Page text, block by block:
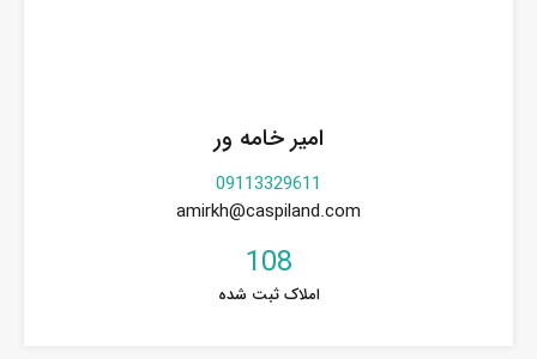
امیر خامه ور
09113329611
amirkh@caspiland.com
108
املاک ثبت شده